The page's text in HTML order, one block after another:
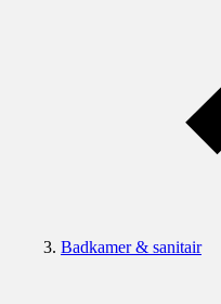
Badkamer & sanitair